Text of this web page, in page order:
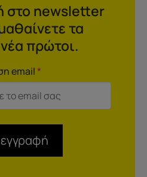
στο newsletter
τα
πρώτοι.
email*